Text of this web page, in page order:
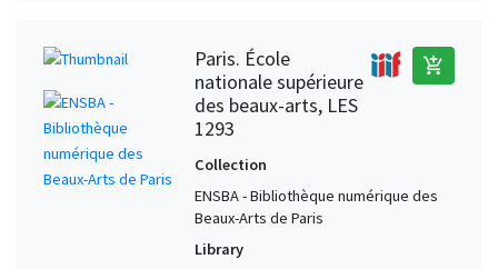
Paris. École
nationale supérieure
des beaux-arts, LES
1293
add_shopping_cart
Collection
ENSBA - Bibliothèque numérique des
Beaux-Arts de Paris
Library